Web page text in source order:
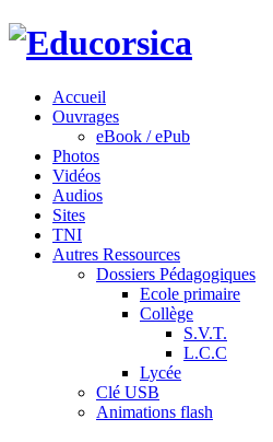
Accueil
Ouvrages
eBook / ePub
Photos
Vidéos
Audios
Sites
TNI
Autres Ressources
Dossiers Pédagogiques
Ecole primaire
Collège
S.V.T.
L.C.C
Lycée
Clé USB
Animations flash